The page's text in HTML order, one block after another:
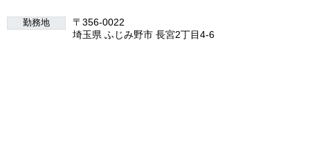
勤務地
〒356-0022
埼玉県 ふじみ野市 長宮2丁目4-6